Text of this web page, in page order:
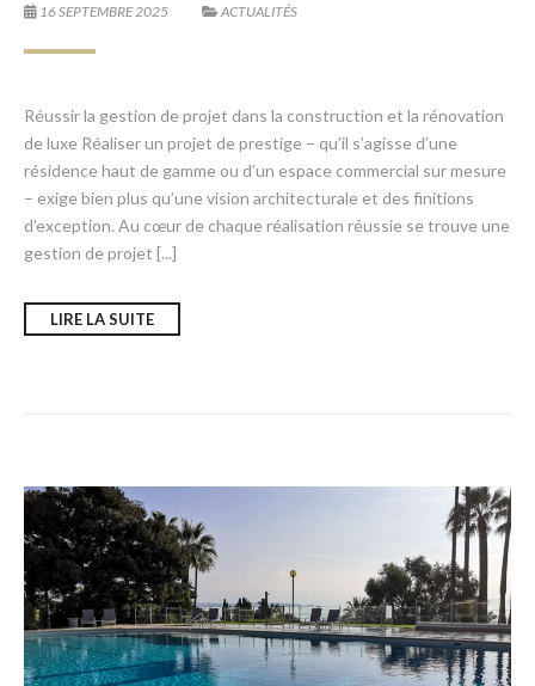
16 SEPTEMBRE 2025 ACTUALITÉS
Réussir la gestion de projet dans la construction et la rénovation
de luxe Réaliser un projet de prestige – qu’il s’agisse d’une
résidence haut de gamme ou d’un espace commercial sur mesure
– exige bien plus qu’une vision architecturale et des finitions
d’exception. Au cœur de chaque réalisation réussie se trouve une
gestion de projet [...]
LIRE LA SUITE